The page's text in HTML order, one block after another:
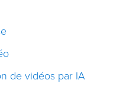
de vidéos par IA